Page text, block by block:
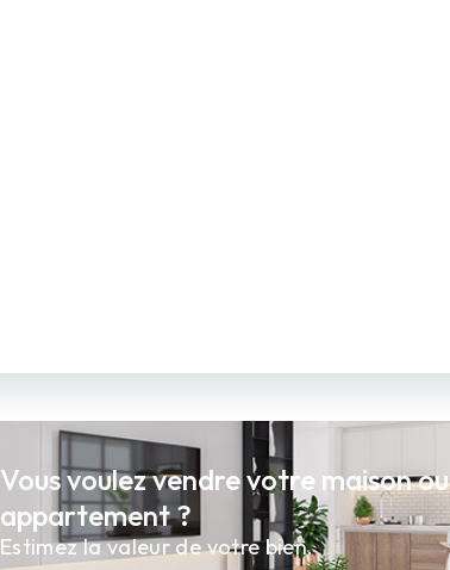
Vous voulez vendre votre maison ou
appartement ?
Estimez la valeur de votre bien.